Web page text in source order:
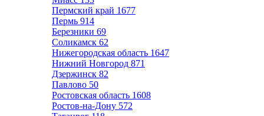
Пермский край 1677
Пермь 914
Березники 69
Соликамск 62
Нижегородская область 1647
Нижний Новгород 871
Дзержинск 82
Павлово 50
Ростовская область 1608
Ростов-на-Дону 572